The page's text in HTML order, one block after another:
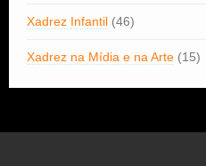
Xadrez Infantil (46)
Xadrez na Mídia e na Arte (15)